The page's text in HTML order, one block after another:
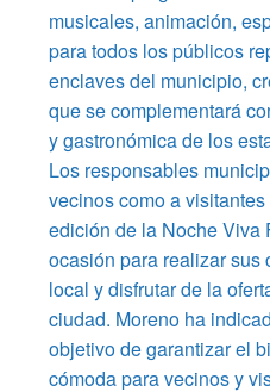
musicales, animación,
para todos los públicos
enclaves del municipio,
que se complementará
y gastronómica de los
Los responsables
vecinos como a
edición de la Noche Viva
ocasión para realizar sus
local y disfrutar de la
ciudad. Moreno ha
objetivo de garantizar el
cómoda para vecinos y